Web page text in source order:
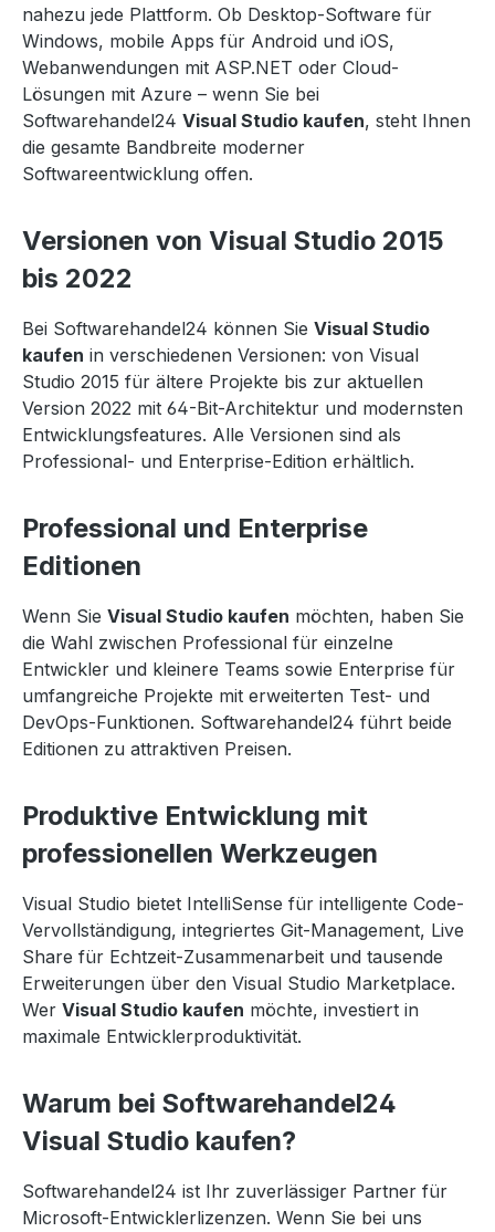
nahezu jede Plattform. Ob Desktop-Software für
Windows, mobile Apps für Android und iOS,
Webanwendungen mit ASP.NET oder Cloud-
Lösungen mit Azure – wenn Sie bei
Softwarehandel24 Visual Studio kaufen, steht Ihnen
die gesamte Bandbreite moderner
Softwareentwicklung offen.
Versionen von Visual Studio 2015
bis 2022
Bei Softwarehandel24 können Sie Visual Studio
kaufen in verschiedenen Versionen: von Visual
Studio 2015 für ältere Projekte bis zur aktuellen
Version 2022 mit 64-Bit-Architektur und modernsten
Entwicklungsfeatures. Alle Versionen sind als
Professional- und Enterprise-Edition erhältlich.
Professional und Enterprise
Editionen
Wenn Sie Visual Studio kaufen möchten, haben Sie
die Wahl zwischen Professional für einzelne
Entwickler und kleinere Teams sowie Enterprise für
umfangreiche Projekte mit erweiterten Test- und
DevOps-Funktionen. Softwarehandel24 führt beide
Editionen zu attraktiven Preisen.
Produktive Entwicklung mit
professionellen Werkzeugen
Visual Studio bietet IntelliSense für intelligente Code-
Vervollständigung, integriertes Git-Management, Live
Share für Echtzeit-Zusammenarbeit und tausende
Erweiterungen über den Visual Studio Marketplace.
Wer Visual Studio kaufen möchte, investiert in
maximale Entwicklerproduktivität.
Warum bei Softwarehandel24
Visual Studio kaufen?
Softwarehandel24 ist Ihr zuverlässiger Partner für
Microsoft-Entwicklerlizenzen. Wenn Sie bei uns